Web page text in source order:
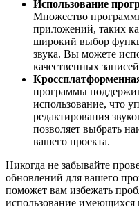
Использование
Множество
приложений, таких
широкий выбор
звука. Вы можете
качественных
программы
использование, что
редактирования
позволяет выбрать
вашего проекта.
Никогда не забывайте
обновлений для вашего
поможет вам избежать
использование имеющихся